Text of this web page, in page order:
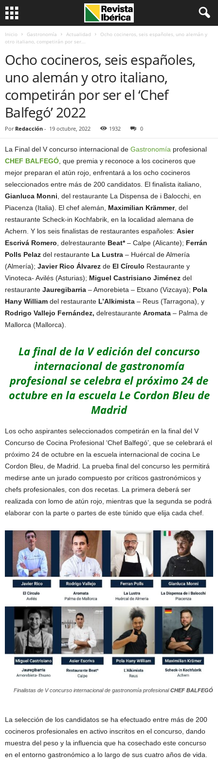
Inicio Gastronomía Actualidad
Ocho cocineros, seis españoles, uno alemán y
otro italiano, competirán por ser...
Ocho cocineros, seis españoles,
uno alemán y otro italiano,
competirán por ser el ‘Chef
Balfegó’ 2022
Por Redacción - 19 octubre, 2022 1932 0
La Final del V concurso internacional de Gastronomía profesional
CHEF BALFEGÓ , que premia y reconoce a los cocineros que
mejor preparan el atún rojo, enfrentará a los ocho cocineros
seleccionados entre más de 200 candidatos. El finalista italiano,
Gianluca Monni , del restaurante La Dispensa de i Balocchi, en
Piacenza (Italia). El chef alemán, Maximilian Krämmer, del
restaurante Scheck-in Kochfabrik, en la localidad alemana de
Achern. Y los seis finalistas de restaurantes españoles: Asier
Escrivá Romero , delrestaurante Beat*– Calpe (Alicante); Ferrán
Polls Pelaz del restaurante La Lustra – Huércal de Almería
(Almería); Javier Rico Álvarez de El Círculo Restaurante y
Vinoteca- Avilés (Asturias); Miguel Castrisiano Jiménez del
restaurante Jauregibarria – Amorebieta – Etxano (Vizcaya); Pola
Hany William del restaurante L’Alkimista – Reus (Tarragona), y
Rodrigo Vallejo Fernández, delrestaurante Aromata – Palma de
Mallorca (Mallorca).
La final de la V edición del concurso
internacional de gastronomía
profesional se celebra el próximo 24 de
octubre en la escuela Le Cordon Bleu de
Madrid
Los ocho aspirantes seleccionados competirán en la final del V
Concurso de Cocina Profesional ‘Chef Balfegó’, que se celebrará el
próximo 24 de octubre en la escuela internacional de cocina Le
Cordon Bleu, de Madrid. La prueba final del concurso les permitirá
medirse ante un jurado compuesto por críticos gastronómicos y
chefs profesionales, con dos recetas. La primera deberá ser
realizada con lomo de atún rojo, mientras que la segunda se podrá
elaborar con la parte o partes de este túnido que elija cada chef.
Finalistas de V concurso internacional de gastronomía profesionalCHEF BALFEGÓ
La selección de los candidatos se ha efectuado entre más de 200
cocineros profesionales en activo inscritos en el concurso, dando
muestra del peso y la influencia que ha cosechado este concurso
en el entorno gastronómico a lo largo de sus cuatro años de vida.